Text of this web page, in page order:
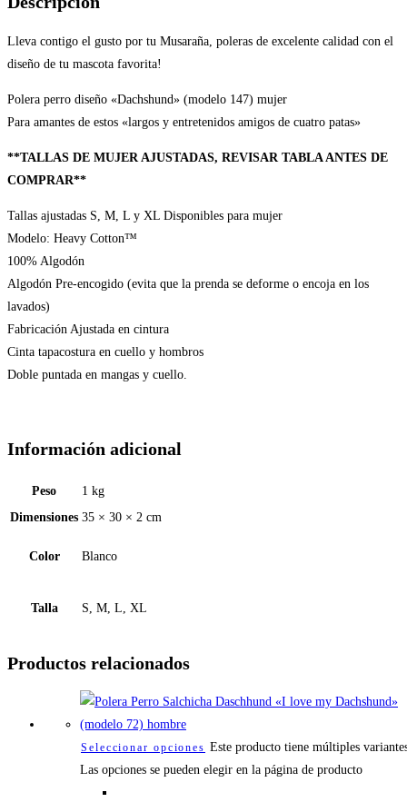
Lleva contigo el gusto por tu Musaraña, poleras de excelente calidad con el
diseño de tu mascota favorita!
Polera perro diseño «Dachshund» (modelo 147) mujer
Para amantes de estos «largos y entretenidos amigos de cuatro patas»
**TALLAS DE MUJER AJUSTADAS, REVISAR TABLA ANTES DE
COMPRAR**
Tallas ajustadas S, M, L y XL Disponibles para mujer
Modelo: Heavy Cotton™
100% Algodón
Algodón Pre-encogido (evita que la prenda se deforme o encoja en los
lavados)
Fabricación Ajustada en cintura
Cinta tapacostura en cuello y hombros
Doble puntada en mangas y cuello.
Información adicional
Peso
1 kg
Dimensiones 35 × 30 × 2 cm
Color Blanco
Talla S, M, L, XL
Productos relacionados
Seleccionar opciones Este producto tiene múltiples
Las opciones se pueden elegir en la página de producto